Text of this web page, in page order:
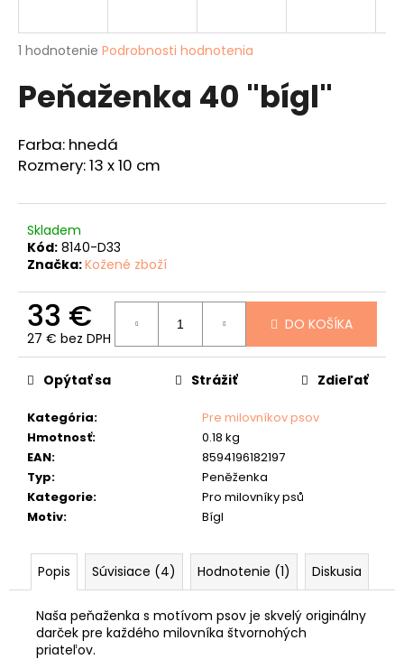
Priemerné
produktu
je
z
5
hviezdičiek.
1 hodnotenie Podrobnosti hodnotenia
Peňaženka 40 "bígl"
Farba: hnedá
Rozmery: 13 x 10 cm
Skladem
Kód: 8140-D33
Značka:Kožené zboží
33 €
27 € bez DPH
Jednotková
cena:
DO KOŠÍKA
Kategória:
Pre milovníkov psov
Hmotnosť:
0.18 kg
EAN:
8594196182197
Typ:
Peněženka
Kategorie:
Pro milovníky psů
Motiv: Bígl
Opýtať sa Strážiť Zdieľať
Popis Súvisiace (4) Hodnotenie (1) Diskusia
Naša peňaženka s motívom psov je skvelý originálny
darček pre každého milovníka štvornohých
priateľov.
j
ť
?
HĽADAŤ
O
d
p
o
ú
č
a
m
e
POĽOVNÍCKA
PEŇAŽENKA
"HLAVA
JELEŇA"
33